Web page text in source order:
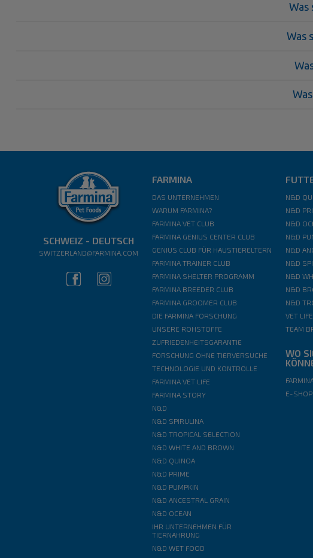
Was
Was
SCHWEIZ - DEUTSCH
SWITZERLAND@FARMINA.COM
FARMINA
DAS UNTERNEHMEN
WARUM FARMINA?
FARMINA VET CLUB
FARMINA GENIUS CENTER CLUB
GENIUS CLUB FÜR HAUSTIERELTERN
FARMINA TRAINER CLUB
FARMINA SHELTER PROGRAMM
FARMINA BREEDER CLUB
FARMINA GROOMER CLUB
DIE FARMINA FORSCHUNG
UNSERE ROHSTOFFE
ZUFRIEDENHEITSGARANTIE
FORSCHUNG OHNE TIERVERSUCHE
TECHNOLOGIE UND KONTROLLE
FARMINA VET LIFE
FARMINA STORY
N&D
N&D SPIRULINA
N&D TROPICAL SELECTION
N&D WHITE AND BROWN
N&D QUINOA
N&D PRIME
N&D PUMPKIN
N&D ANCESTRAL GRAIN
N&D OCEAN
IHR UNTERNEHMEN FÜR
TIERNAHRUNG
N&D WET FOOD
N&D
N&D
N&D
N&D
N&D
N&D
N&D
N&D
N&D
VET
TEAM
WO
E-SHOP